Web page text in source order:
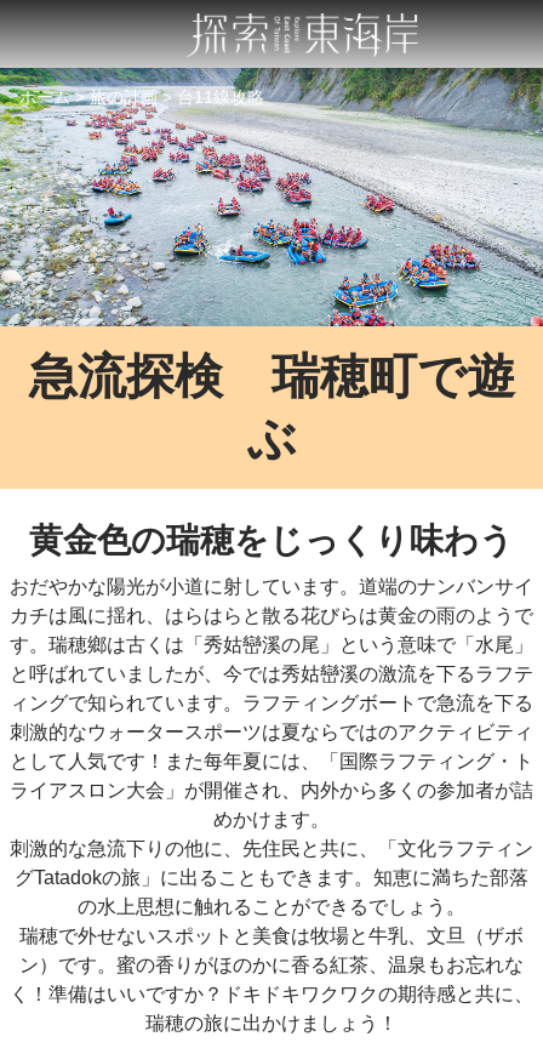
跳
到
主
要
內
容
區
塊
ホーム 旅の計画 台11線攻略
急流探検 瑞穂町で遊
ぶ
黄金色の瑞穂をじっくり味わう
おだやかな陽光が小道に射しています。道端のナンバンサイ
カチは風に揺れ、はらはらと散る花びらは黄金の雨のようで
す。瑞穂鄉は古くは「秀姑巒溪の尾」という意味で「水尾」
と呼ばれていましたが、今では秀姑巒溪の激流を下るラフテ
ィングで知られています。ラフティングボートで急流を下る
刺激的なウォータースポーツは夏ならではのアクティビティ
として人気です！また每年夏には、「国際ラフティング・ト
ライアスロン大会」が開催され、内外から多くの参加者が詰
めかけます。
刺激的な急流下りの他に、先住民と共に、「文化ラフティン
グTatadokの旅」に出ることもできます。知恵に満ちた部落
の水上思想に触れることができるでしょう。
瑞穂で外せないスポットと美食は牧場と牛乳、文旦（ザボ
ン）です。蜜の香りがほのかに香る紅茶、温泉もお忘れな
く！準備はいいですか？ドキドキワクワクの期待感と共に、
瑞穂の旅に出かけましょう！